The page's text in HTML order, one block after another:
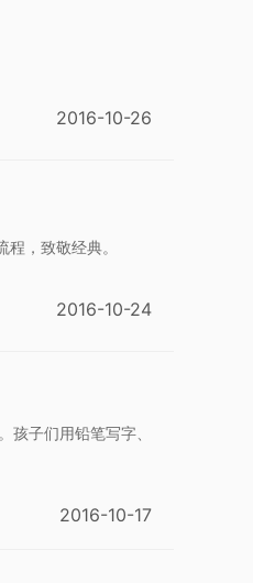
2016-10-26
，致敬经典。
2016-10-24
子们用铅笔写字、
2016-10-17